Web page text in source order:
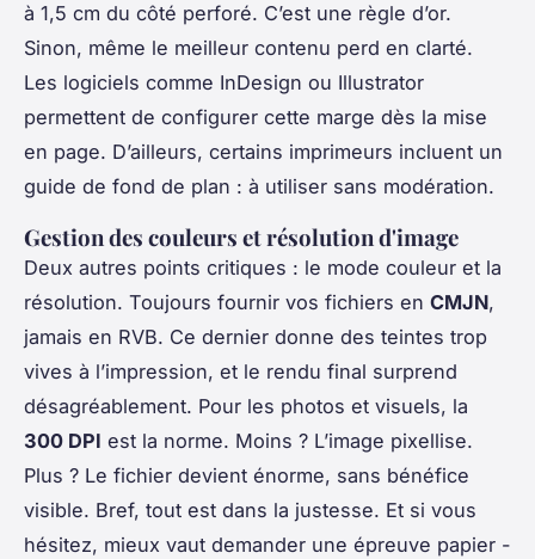
à 1,5 cm du côté perforé. C’est une règle d’or.
Sinon, même le meilleur contenu perd en clarté.
Les logiciels comme InDesign ou Illustrator
permettent de configurer cette marge dès la mise
en page. D’ailleurs, certains imprimeurs incluent un
guide de fond de plan : à utiliser sans modération.
Gestion des couleurs et résolution d'image
Deux autres points critiques : le mode couleur et la
résolution. Toujours fournir vos fichiers en CMJN,
jamais en RVB. Ce dernier donne des teintes trop
vives à l’impression, et le rendu final surprend
désagréablement. Pour les photos et visuels, la
300 DPI est la norme. Moins ? L’image pixellise.
Plus ? Le fichier devient énorme, sans bénéfice
visible. Bref, tout est dans la justesse. Et si vous
hésitez, mieux vaut demander une épreuve papier -